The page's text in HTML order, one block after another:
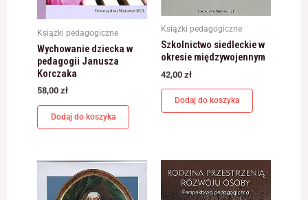
Książki pedagogiczne
Wychowanie dziecka w
pedagogii Janusza
Korczaka
58,00 zł
Dodaj do koszyka
Książki pedagogiczne
Szkolnictwo siedleckie w
okresie międzywojennym
42,00 zł
Dodaj do koszyka
Marketing
Udostępniając
swoje
zainteresowania i
zachowania
podczas
odwiedzania naszej
strony, zwiększasz
szansę na